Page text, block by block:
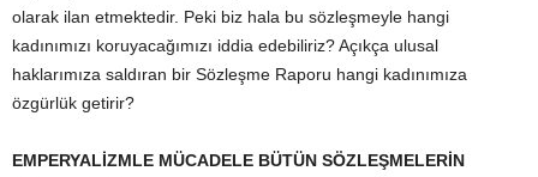
olarak ilan etmektedir. Peki biz hala bu sözleşmeyle hangi
kadınımızı koruyacağımızı iddia edebiliriz? Açıkça ulusal
haklarımıza saldıran bir Sözleşme Raporu hangi kadınımıza
özgürlük getirir?
EMPERYALİZMLE MÜCADELE BÜTÜN SÖZLEŞMELERİN